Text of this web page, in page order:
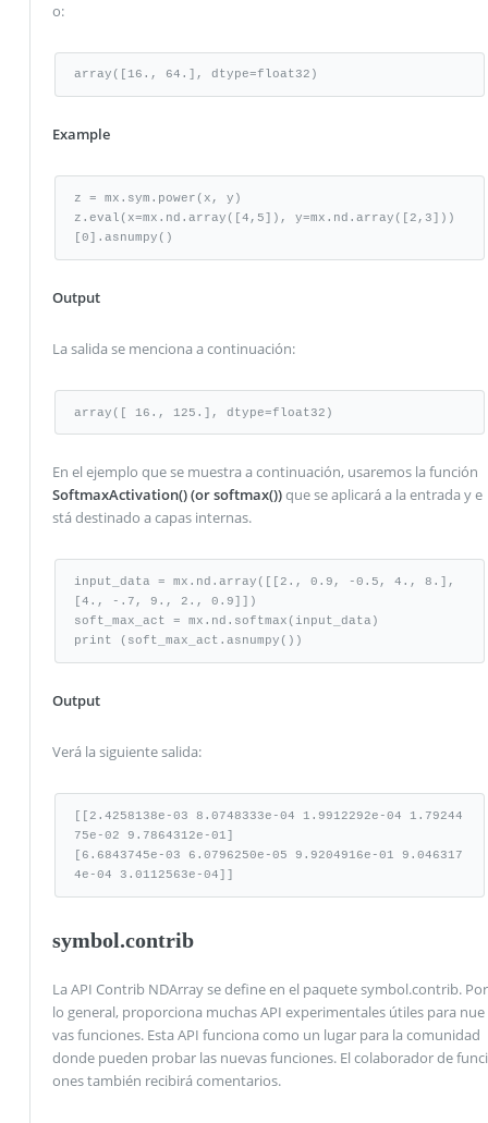
o:
array([16., 64.], dtype=float32)
Example
z = mx.sym.power(x, y)
z.eval(x=mx.nd.array([4,5]), y=mx.nd.array([2,3]))
[0].asnumpy()
Output
La salida se menciona a continuación:
array([ 16., 125.], dtype=float32)
En el ejemplo que se muestra a continuación, usaremos la función
SoftmaxActivation() (or softmax())que se aplicará a la entrada y e
stá destinado a capas internas.
input_data = mx.nd.array([[2., 0.9, -0.5, 4., 8.],
[4., -.7, 9., 2., 0.9]])
soft_max_act = mx.nd.softmax(input_data)
print (soft_max_act.asnumpy())
Output
Verá la siguiente salida:
[[2.4258138e-03 8.0748333e-04 1.9912292e-04 1.79244
75e-02 9.7864312e-01]
[6.6843745e-03 6.0796250e-05 9.9204916e-01 9.046317
4e-04 3.0112563e-04]]
symbol.contrib
La API Contrib NDArray se define en el paquete symbol.contrib. Por
lo general, proporciona muchas API experimentales útiles para nue
vas funciones. Esta API funciona como un lugar para la comunidad
donde pueden probar las nuevas funciones. El colaborador de funci
ones también recibirá comentarios.